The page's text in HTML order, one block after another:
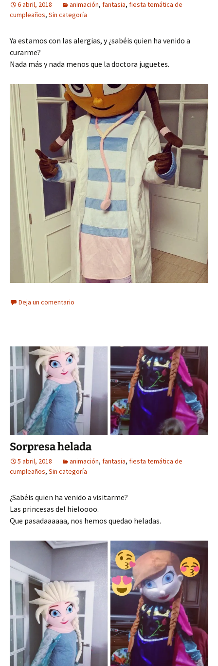
6 abril, 2018 animación, fantasia, fiesta temática de
cumpleaños, Sin categoría
Ya estamos con las alergias, y ¿sabéis quien ha venido a
curarme?
Nada más y nada menos que la doctora juguetes.
Deja un comentario
Sorpresa helada
5 abril, 2018 animación, fantasia, fiesta temática de
cumpleaños, Sin categoría
¿Sabéis quien ha venido a visitarme?
Las princesas del hieloooo.
Que pasadaaaaaa, nos hemos quedao heladas.